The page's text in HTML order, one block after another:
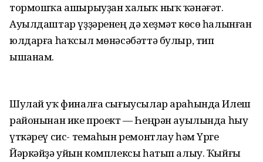
тормошҡа ашырыуҙан халыҡ ныҡ ҡәнәғәт.
Ауылдаштар үҙҙәренең дә хеҙмәт көсө һалынған
юлдарға һаҡсыл мөнәсәбәттә булыр, тип
ышанам.
Шулай уҡ финалға сығыусылар араһында Илеш
районынан ике проект — Һеңрән ауылында һыу
үткәреү сис- темаһын ремонтлау һәм Үрге
Йәркәйҙә уйын комплексы һатып алыу. Ҡыйғы